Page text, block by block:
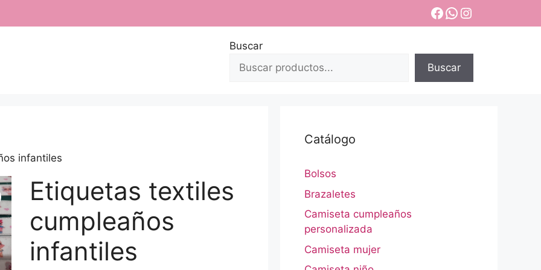
Facebook
WhatsApp
Instagram
Buscar
Buscar
infantiles
Etiquetas textiles
cumpleaños
infantiles
Catálogo
Bolsos
Brazaletes
Camiseta cumpleaños
personalizada
Camiseta mujer